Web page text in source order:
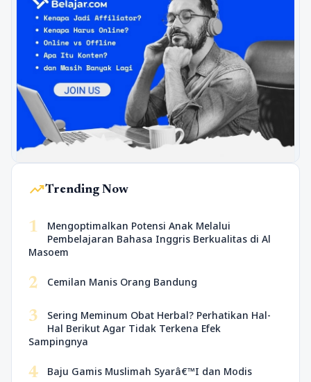
trending_upTrending Now
1
Mengoptimalkan Potensi Anak Melalui
Pembelajaran Bahasa Inggris Berkualitas di Al
Masoem
2 Cemilan Manis Orang Bandung
3
Sering Meminum Obat Herbal? Perhatikan Hal-
Hal Berikut Agar Tidak Terkena Efek
Sampingnya
4 Baju Gamis Muslimah Syarâ€™I dan Modis